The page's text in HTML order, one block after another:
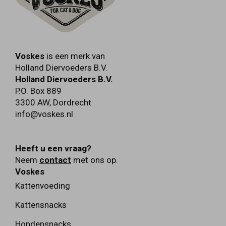
Voskes is een merk van
Holland Diervoeders B.V.
Holland Diervoeders B.V.
P.O. Box 889
3300 AW, Dordrecht
info@voskes.nl
Heeft u een vraag?
Neem contact met ons op.
Voskes
Kattenvoeding
Kattensnacks
Hondensnacks